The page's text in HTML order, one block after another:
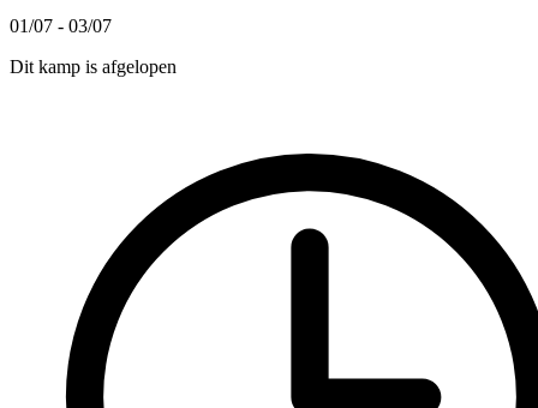
01/07 - 03/07
Dit kamp is afgelopen